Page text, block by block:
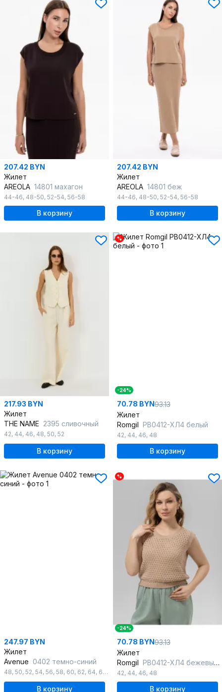
207.42 BYN
Жилет
AREOLA 14801 махагон
44-46, 48-50, 52-54, 56-58
В корзину
207.42 BYN
Жилет
AREOLA 14801 беж
44-46, 48-50, 52-54, 56-58
В корзину
217.93 BYN
Жилет
THE NAME 2395 сливочный
42, 44, 46, 48, 50, 52
В корзину
%
-24%
70.78 BYN93.13
Жилет
Romgil РВ0412-ХЛ4 белый
42, 44, 46, 48
В корзину
247.97 BYN
Жилет
Avenue 0402 темно-синий
48, 50, 52, 54, 56, 58, 60, 62, 64, 66 , ,70,72
В корзину
%
-24%
70.78 BYN93.13
Жилет
Romgil РВ0412-ХЛ4 бежевый-лайт
42, 44, 46, 48
В корзину